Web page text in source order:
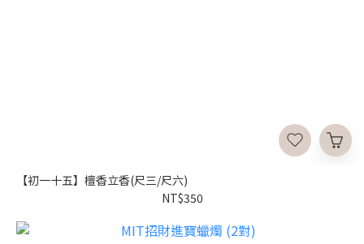
【初一十五】檀香立香(尺三/尺六)
NT$350